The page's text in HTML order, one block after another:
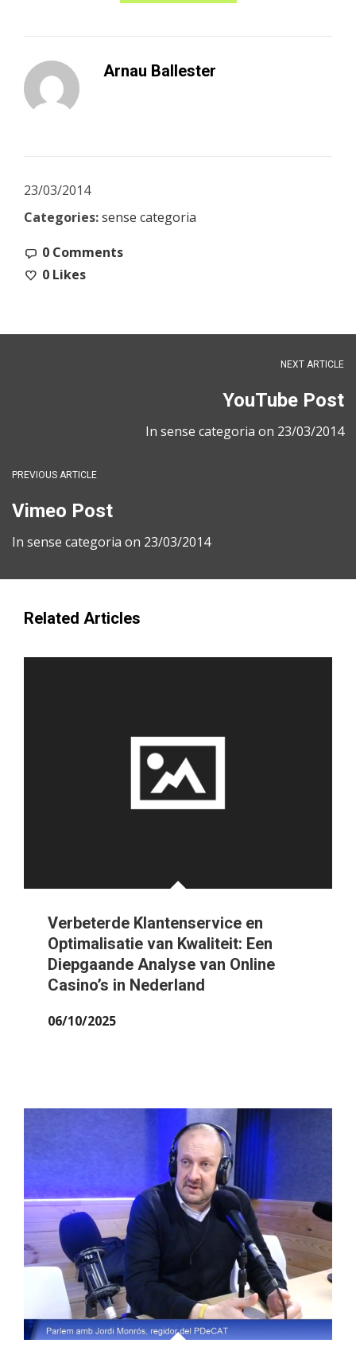
Arnau Ballester
23/03/2014
Categories:sense categoria
0 Comments
0 Likes
NEXT ARTICLE
YouTube Post
In sense categoria on 23/03/2014
PREVIOUS ARTICLE
Vimeo Post
In sense categoria on 23/03/2014
Related Articles
Verbeterde Klantenservice en
Optimalisatie van Kwaliteit: Een
Diepgaande Analyse van Online
Casino’s in Nederland
06/10/2025